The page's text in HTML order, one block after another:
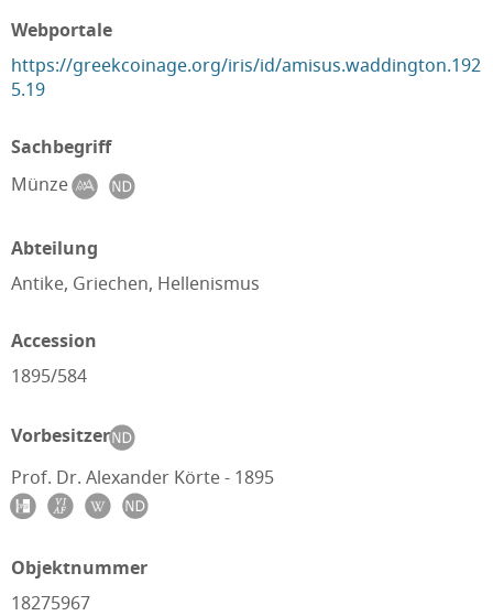
Webportale
https://greekcoinage.org/iris/id/amisus.waddington.192
5.19
Sachbegriff
Münze
Abteilung
Antike, Griechen, Hellenismus
Accession
1895/584
Vorbesitzer
Prof. Dr. Alexander Körte - 1895
Objektnummer
18275967